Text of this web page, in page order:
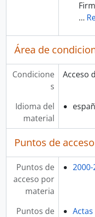
…
Área de
Condicione
s
Acceso
Idioma del
material
Puntos de acceso
Puntos de
acceso por
materia
Puntos de